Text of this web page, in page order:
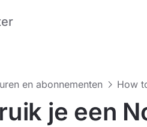
en abonnementen How
je een